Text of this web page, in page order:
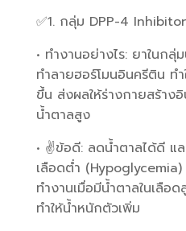
✅1. กลุ่ม DPP-4
• ทำงานอย่างไร: ยาในกลุ่
ทำลายฮอร์โมนอินครีติน ท
ขึ้น ส่งผลให้ร่างกายสร้าง
น้ำตาลสูง
• ✌️ข้อดี: ลดน้ำตาลได้ดี แล
เลือดต่ำ (Hypoglycemia)
ทำงานเมื่อมีน้ำตาลในเลือ
ทำให้น้ำหนักตัวเพิ่ม